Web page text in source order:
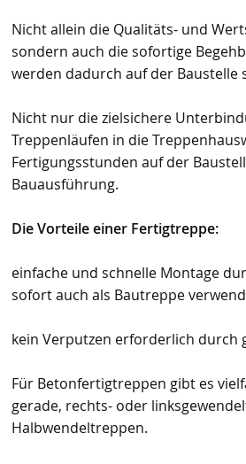
Nicht allein die Qualitäts- und
sondern auch die sofortige
werden dadurch auf der Baustelle
Nicht nur die zielsichere
Treppenläufen in die
Fertigungsstunden auf der
Bauausführung.
Die Vorteile einer Fertigtreppe:
einfache und schnelle Montage
sofort auch als Bautreppe
kein Verputzen erforderlich durch
Für Betonfertigtreppen gibt es
gerade, rechts- oder
Halbwendeltreppen.